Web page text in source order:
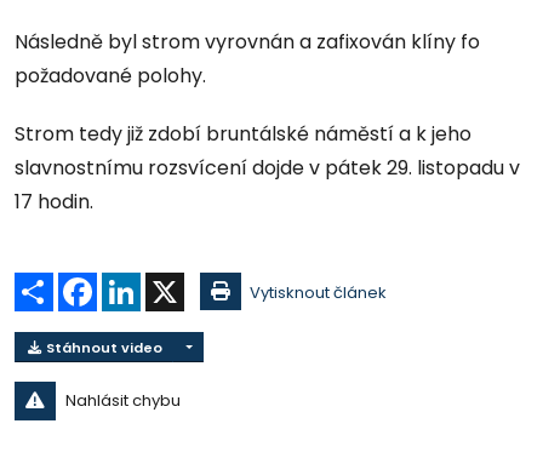
Následně byl strom vyrovnán a zafixován klíny fo
požadované polohy.
Strom tedy již zdobí bruntálské náměstí a k jeho
slavnostnímu rozsvícení dojde v pátek 29. listopadu v
17 hodin.
Sdílet Facebook
LinkedIn Vytisknout článek
Stáhnout video
Nahlásit chybu